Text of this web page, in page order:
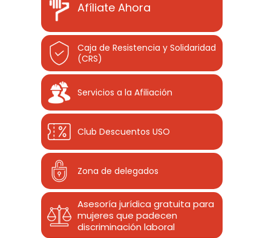
Afíliate Ahora
Caja de Resistencia y Solidaridad
(CRS)
Servicios a la Afiliación
Club Descuentos USO
Zona de delegados
Asesoría jurídica gratuita para
mujeres que padecen
discriminación laboral